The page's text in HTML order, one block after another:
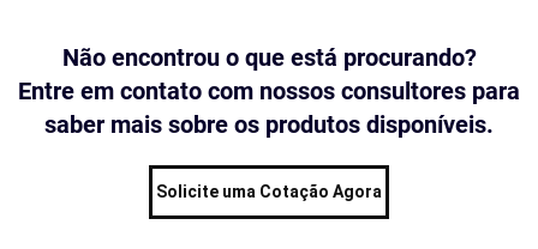
Não encontrou o que está procurando?
Entre em contato com nossos consultores para
saber mais sobre os produtos disponíveis.
Solicite uma Cotação Agora